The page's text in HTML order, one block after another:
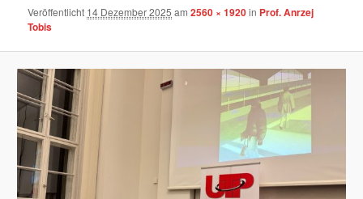
Veröffentlicht 14 Dezember 2025 am2560 × 1920in Prof. Anrzej
Tobis